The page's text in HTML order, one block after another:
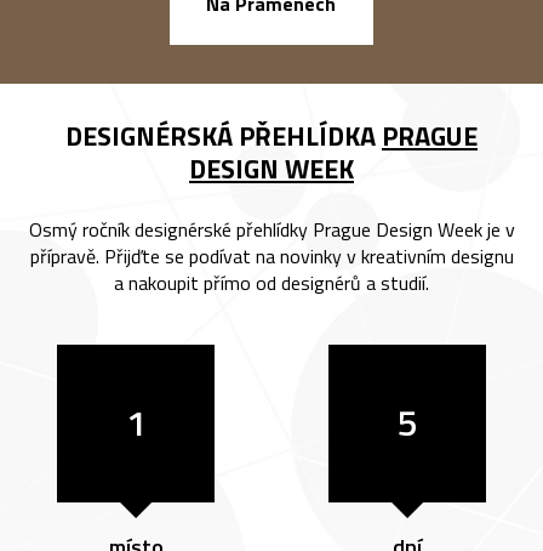
DESIGNÉRSKÁ PŘEHLÍDKA PRAGUE
DESIGN WEEK
Osmý ročník designérské přehlídky Prague Design Week je v
přípravě. Přijďte se podívat na novinky v kreativním designu
a nakoupit přímo od designérů a studií.
1 5